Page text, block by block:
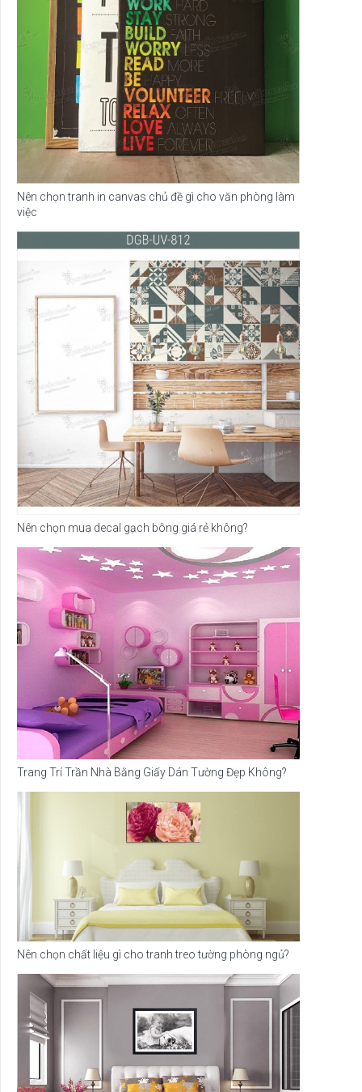
Nên chọn tranh in canvas chủ đề gì cho văn phòng làm
việc
Nên chọn mua decal gạch bông giá rẻ không?
Trang Trí Trần Nhà Bằng Giấy Dán Tường Đẹp Không?
Nên chọn chất liệu gì cho tranh treo tường phòng ngủ?